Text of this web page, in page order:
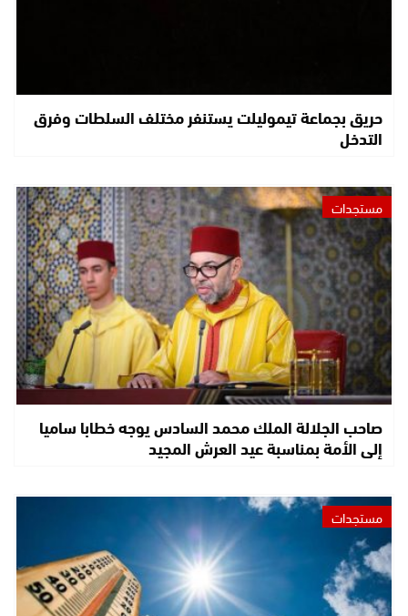
حريق بجماعة تيموليلت يستنفر مختلف السلطات وفرق
التدخل
مستجدات
صاحب الجلالة الملك محمد السادس يوجه خطابا ساميا
إلى الأمة بمناسبة عيد العرش المجيد
مستجدات